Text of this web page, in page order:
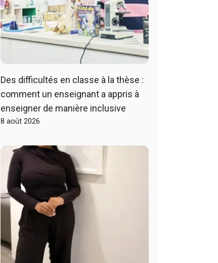
Des difficultés en classe à la thèse :
comment un enseignant a appris à
enseigner de manière inclusive
8 août 2026